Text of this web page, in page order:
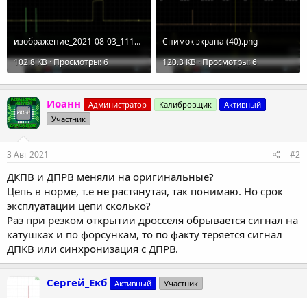
изображение_2021-08-03_111903.png
102.8 KB · Просмотры: 6
Снимок экрана (40).png
120.3 KB · Просмотры: 6
Иоанн Администратор Калибровщик
Активный
Участник
3 Авг 2021 #2
ДКПВ и ДПРВ меняли на оригинальные?
Цепь в норме, т.е не растянутая, так понимаю. Но срок
эксплуатации цепи сколько?
Раз при резком открытии дросселя обрывается сигнал на
катушках и по форсункам, то по факту теряется сигнал
ДПКВ или синхронизация с ДПРВ.
Сергей_Екб Активный Участник